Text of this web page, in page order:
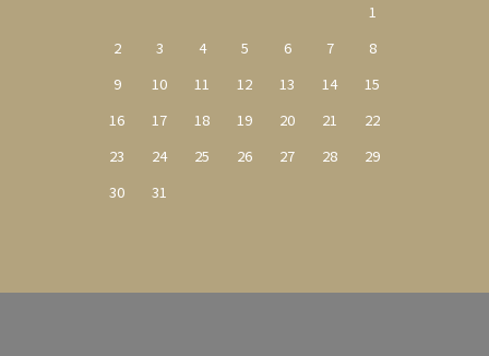
1
2
3 4 5 6 7
8
9
10 11 12 13 14
15
16
17 18 19 20 21
22
23
24 25 26 27 28
29
30
31